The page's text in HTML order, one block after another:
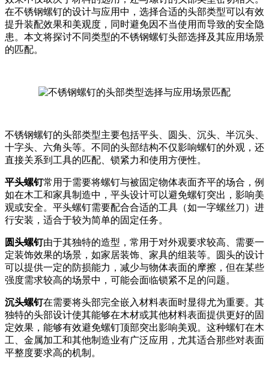
在不锈钢螺钉的设计与应用中，选择合适的头部类型可以有效
提升装配效果和美观度，同时避免因不当使用而导致的安全隐
患。本文将探讨不同类型的不锈钢螺钉头部选择及其应用场景
的匹配。
不锈钢螺钉的头部类型主要包括平头、圆头、沉头、半沉头、
十字头、六角头等。不同的头部结构不仅影响螺钉的外观，还
直接关系到工具的匹配、锁紧力和使用方便性。
平头螺钉常用于需要将螺钉与被固定物体表面齐平的场合，例
如在木工和家具制造中，平头设计可以避免螺钉突出，影响美
观或安全。平头螺钉需要配合合适的工具（如一字螺丝刀）进
行安装，适合于较为简单的固定任务。
圆头螺钉由于其独特的造型，常用于对外观要求较高、需要一
定装饰效果的场景，如家居装饰、家具的组装等。圆头的设计
可以提供一定的防损能力，减少与物体表面的摩擦，但在某些
强度需求较高的场景中，可能会面临锁紧不足的问题。
沉头螺钉在需要将头部完全嵌入材料表面时显得尤为重要。其
独特的头部设计使其能够在木材或其他材料表面提供更好的固
定效果，能够有效避免螺钉顶部突出影响美观。这种螺钉在木
工、金属加工和其他制造业有广泛应用，尤其适合那些对表面
平整度要求高的机制。